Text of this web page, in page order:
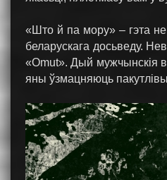
«Што й па мору» – гэта
беларускага досьведу.
«Omut». Дый мужчынскія
яны ўзмацняюць